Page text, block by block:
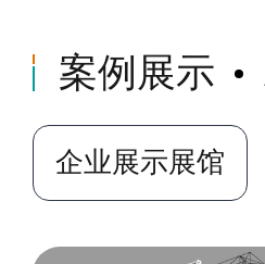
案例展示
企业展示展馆